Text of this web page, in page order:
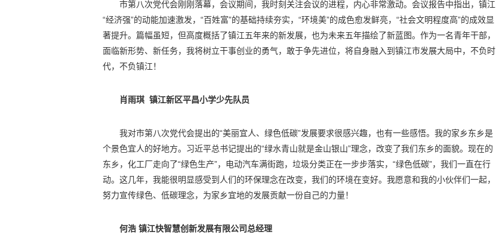
市第八次党代会刚刚落幕，会议期间，我时刻关注会议的进程，内心非常激动。会议报告中指出，镇江
“经济强”的动能加速激发，“百姓富”的基础持续夯实，“环境美”的成色愈发鲜亮，“社会文明程度高”的成效显
著提升。篇幅虽短，但高度概括了镇江五年来的新发展，也为未来五年描绘了新蓝图。作为一名青年干部，
面临新形势、新任务，我将树立干事创业的勇气，敢于争先进位，将自身融入到镇江市发展大局中，不负时
代，不负镇江！
肖雨琪 镇江新区平昌小学少先队员
我对市第八次党代会提出的“美丽宜人、绿色低碳”发展要求很感兴趣，也有一些感悟。我的家乡东乡是
个景色宜人的好地方。习近平总书记提出的“绿水青山就是金山银山”理念，改变了我们东乡的面貌。现在的
东乡，化工厂走向了“绿色生产”，电动汽车满街跑，垃圾分类正在一步步落实，“绿色低碳”，我们一直在行
动。这几年，我能很明显感受到人们的环保理念在改变，我们的环境在变好。我愿意和我的小伙伴们一起，
努力宣传绿色、低碳理念，为家乡宜地的发展贡献一份自己的力量！
何浩 镇江快智慧创新发展有限公司总经理